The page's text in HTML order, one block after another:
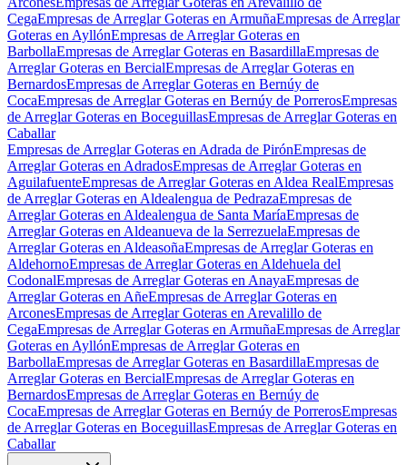
CegaEmpresas de Arreglar Goteras en ArmuñaEmpresas de Arreglar
Goteras en AyllónEmpresas de Arreglar Goteras en
BarbollaEmpresas de Arreglar Goteras en BasardillaEmpresas de
Arreglar Goteras en BercialEmpresas de Arreglar Goteras en
BernardosEmpresas de Arreglar Goteras en Bernúy de
CocaEmpresas de Arreglar Goteras en Bernúy de PorrerosEmpresas
de Arreglar Goteras en BoceguillasEmpresas de Arreglar Goteras en
Caballar
Empresas de Arreglar Goteras en Adrada de PirónEmpresas de
Arreglar Goteras en AdradosEmpresas de Arreglar Goteras en
AguilafuenteEmpresas de Arreglar Goteras en Aldea RealEmpresas
de Arreglar Goteras en Aldealengua de PedrazaEmpresas de
Arreglar Goteras en Aldealengua de Santa MaríaEmpresas de
Arreglar Goteras en Aldeanueva de la SerrezuelaEmpresas de
Arreglar Goteras en AldeasoñaEmpresas de Arreglar Goteras en
AldehornoEmpresas de Arreglar Goteras en Aldehuela del
CodonalEmpresas de Arreglar Goteras en AnayaEmpresas de
Arreglar Goteras en AñeEmpresas de Arreglar Goteras en
ArconesEmpresas de Arreglar Goteras en Arevalillo de
CegaEmpresas de Arreglar Goteras en ArmuñaEmpresas de Arreglar
Goteras en AyllónEmpresas de Arreglar Goteras en
BarbollaEmpresas de Arreglar Goteras en BasardillaEmpresas de
Arreglar Goteras en BercialEmpresas de Arreglar Goteras en
BernardosEmpresas de Arreglar Goteras en Bernúy de
CocaEmpresas de Arreglar Goteras en Bernúy de PorrerosEmpresas
de Arreglar Goteras en BoceguillasEmpresas de Arreglar Goteras en
Caballar